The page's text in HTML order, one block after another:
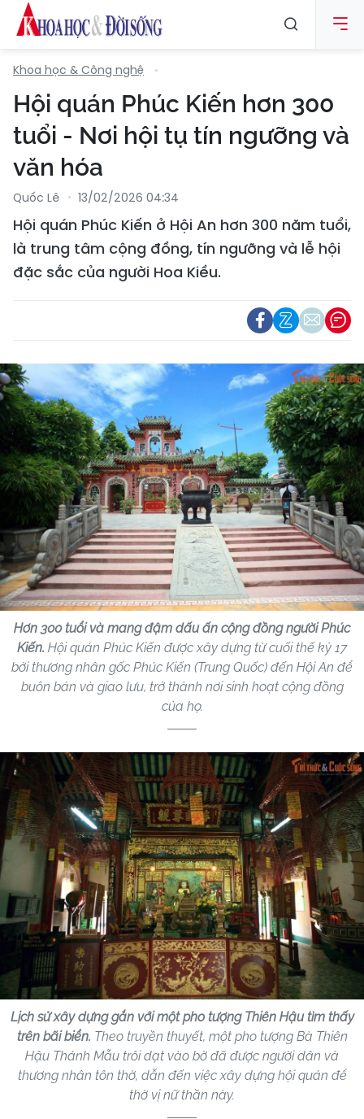
Khoa học & Công nghệ
Hội quán Phúc Kiến hơn 300
tuổi - Nơi hội tụ tín ngưỡng và
văn hóa
Quốc Lê 13/02/2026 04:34
Hội quán Phúc Kiến ở Hội An hơn 300 năm tuổi,
là trung tâm cộng đồng, tín ngưỡng và lễ hội
đặc sắc của người Hoa Kiều.
Hơn 300 tuổi và mang đậm dấu ấn cộng đồng người Phúc
Kiến. Hội quán Phúc Kiến được xây dựng từ cuối thế kỷ 17
bởi thương nhân gốc Phúc Kiến (Trung Quốc) đến Hội An để
buôn bán và giao lưu, trở thành nơi sinh hoạt cộng đồng
của họ.
Lịch sử xây dựng gắn với một pho tượng Thiên Hậu tìm thấy
trên bãi biển. Theo truyền thuyết, một pho tượng Bà Thiên
Hậu Thánh Mẫu trôi dạt vào bờ đã được người dân và
thương nhân tôn thờ, dẫn đến việc xây dựng hội quán để
thờ vị nữ thần này.